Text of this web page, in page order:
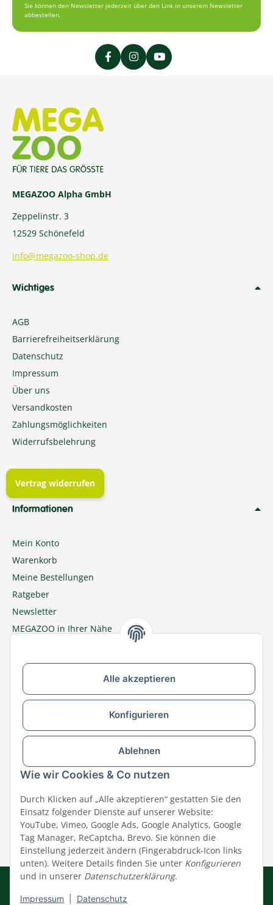
Alle akzeptieren
Konfigurieren
Ablehnen
Wie wir Cookies & Co nutzen
Durch Klicken auf „Alle akzeptieren“ gestatten Sie den
Einsatz folgender Dienste auf unserer Website:
YouTube, Vimeo, Google Ads, Google Analytics, Google
Tag Manager, ReCaptcha, Brevo. Sie können die
Einstellung jederzeit ändern (Fingerabdruck-Icon links
unten). Weitere Details finden Sie unter Konfigurieren
und in unserer Datenschutzerklärung.
Impressum Datenschutz
Sie können den Newsletter jederzeit über den Link in unserem Newsletter
abbestellen.
MEGAZOO Alpha GmbH
Zeppelinstr. 3
12529 Schönefeld
info@megazoo-shop.de
Wichtiges
AGB
Barrierefreiheitserklärung
Datenschutz
Impressum
Über uns
Versandkosten
Zahlungsmöglichkeiten
Widerrufsbelehrung
Vertrag widerrufen
Informationen
Mein Konto
Warenkorb
Meine Bestellungen
Ratgeber
Newsletter
MEGAZOO in Ihrer Nähe
Zu MEGAZOO-nord.de wechseln
Versandpartner & Zahlungsmöglichkeiten
Impressum|AGB|Datenschutz
© MEGAZOO Alpha GmbH